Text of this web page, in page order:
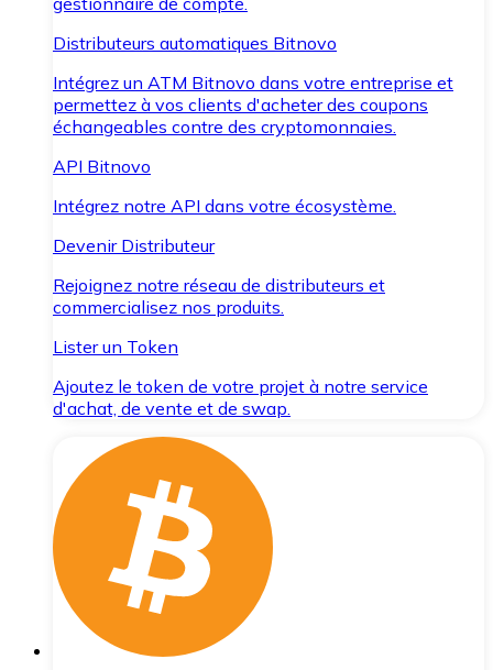
Distributeurs automatiques Bitnovo
Intégrez un ATM Bitnovo dans votre entreprise et
permettez à vos clients d'acheter des coupons
échangeables contre des cryptomonnaies.
API Bitnovo
Intégrez notre API dans votre écosystème.
Devenir Distributeur
Rejoignez notre réseau de distributeurs et
commercialisez nos produits.
Lister un Token
Ajoutez le token de votre projet à notre service
d'achat, de vente et de swap.